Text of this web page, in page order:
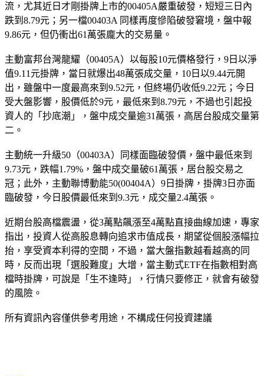
跌到8.79元；另一檔00403A 同樣再度慘陷破發窘境，盤中報
9.86元，但仍衝出61萬張龐大的交易量。
值9.11元掛牌，當日就爆出48萬張成交量，10日以9.44元開
出，雖盤中一度最高來到9.52元，但終場仍收低9.22元；今日
受大盤影響，股價低於9元，最低來到8.79元，不過也引起投
資人的「抄底潮」，盤中成交量逾31萬張，高居台股成交量第
二。
9.73元，跌幅1.79%，盤中成交量破61萬張，居台股交易之
冠；此外，主動聯博動能50(00404A）9日掛牌，掛牌3日亦面
臨破發，今日股價最低來到9.3元，成交量2.4萬張。
指出，投資人從高股息轉向追求市值成長，期望從個股漲幅拉
抬，享受資本利得的空間，不過，當大盤指數越看越高的同
時，反而出現「選股難度」大增，當主動式ETF在指數相對高
檔時掛牌，可說是「生不逢時」，行情只要修正，就會有破發
的風險。